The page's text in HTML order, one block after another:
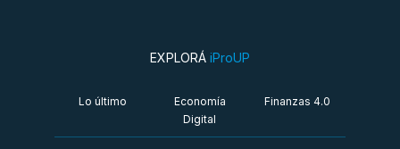
EXPLORÁ iProUP
Lo último
Economía
Digital
Finanzas 4.0